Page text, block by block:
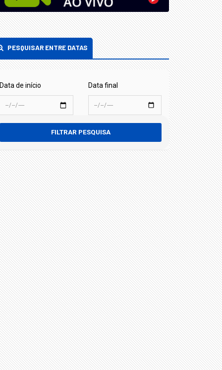
PESQUISAR ENTRE DATAS
Data de início Data final
FILTRAR PESQUISA